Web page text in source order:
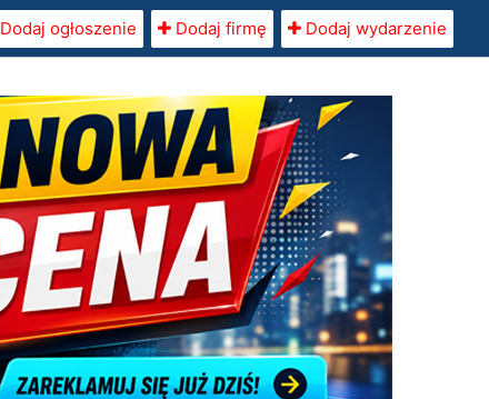
Dodaj ogłoszenie Dodaj firmę Dodaj wydarzenie